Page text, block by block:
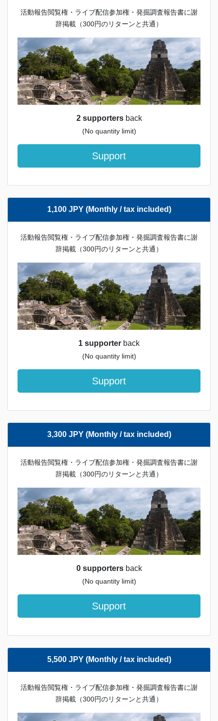
活動報告閲覧権・ライブ配信参加権・発掘調査報告書に謝
辞掲載（300円のリターンと共通）
2 supportersback
(No quantity limit)
Support
1,100 JPY (Monthly / tax included)
活動報告閲覧権・ライブ配信参加権・発掘調査報告書に謝
辞掲載（300円のリターンと共通）
1 supporter back
(No quantity limit)
Support
3,300 JPY (Monthly / tax included)
活動報告閲覧権・ライブ配信参加権・発掘調査報告書に謝
辞掲載（300円のリターンと共通）
0 supportersback
(No quantity limit)
Support
5,500 JPY (Monthly / tax included)
活動報告閲覧権・ライブ配信参加権・発掘調査報告書に謝
辞掲載（300円のリターンと共通）